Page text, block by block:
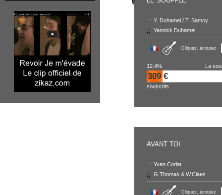
Y. Duhamel / T. Samoy
Yannick Duhamel
Cliquez, écoutez
12.4% La
309 €
souscrits
AVANT TOI
Yvan Coriat
G.Thomas & W.Claes
Cliquez, écoutez